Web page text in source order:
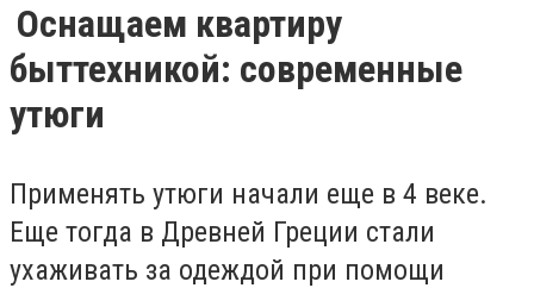
Оснащаем квартиру
быттехникой: современные
утюги
Применять утюги начали еще в 4 веке.
Еще тогда в Древней Греции стали
ухаживать за одеждой при помощи